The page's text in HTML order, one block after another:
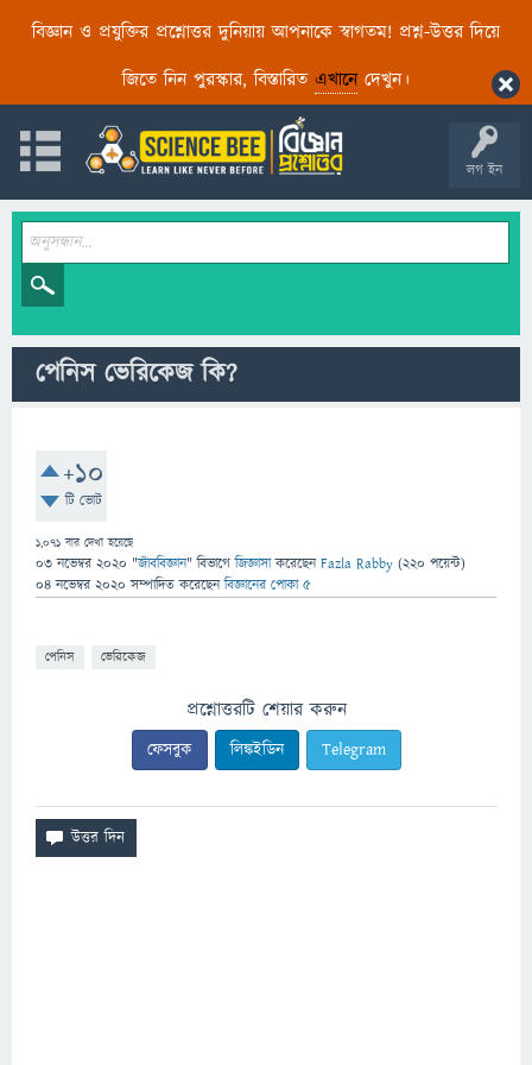
বিজ্ঞান ও প্রযুক্তির প্রশ্নোত্তর দুনিয়ায় আপনাকে স্বাগতম! প্রশ্ন-উত্তর দিয়ে
জিতে নিন পুরস্কার, বিস্তারিত এখানেদেখুন।
লগ ইন
পেনিস ভেরিকেজ কি?
+10
টি ভোট
1,071 বার দেখা হয়েছে
03 নভেম্বর 2020 "জীববিজ্ঞান" বিভাগে জিজ্ঞাসাকরেছেনFazla Rabby (220 পয়েন্ট)
04 নভেম্বর 2020 সম্পাদিত করেছেনবিজ্ঞানের পোকা ৫
পেনিস ভেরিকেজ
প্রশ্নোত্তরটি শেয়ার করুন
ফেসবুক লিঙ্কইডিন Telegram